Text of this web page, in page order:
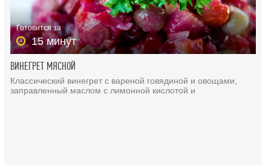
Готовится за
15 минут
ВИНЕГРЕТ МЯСНОЙ
Классический винегрет с вареной говядиной и овощами,
заправленный маслом с лимонной кислотой и